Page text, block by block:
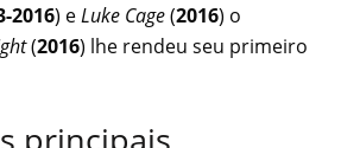
2016) eLuke Cage(2016) o
(2016) lhe rendeu seu primeiro